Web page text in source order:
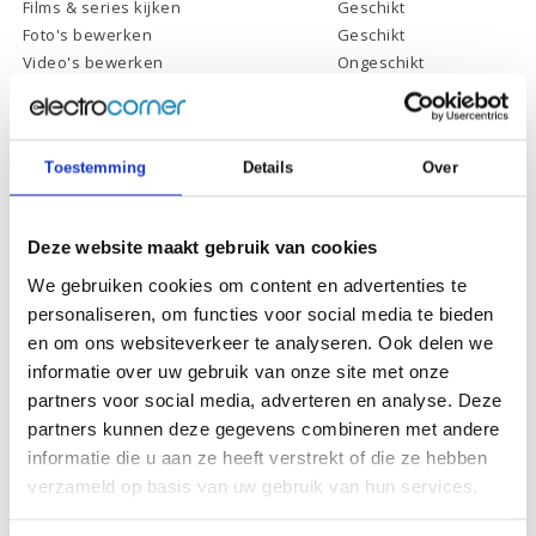
Toestemming Details Over
Deze website maakt gebruik van cookies
We gebruiken cookies om content en advertenties te
personaliseren, om functies voor social media te bieden
en om ons websiteverkeer te analyseren. Ook delen we
informatie over uw gebruik van onze site met onze
partners voor social media, adverteren en analyse. Deze
partners kunnen deze gegevens combineren met andere
informatie die u aan ze heeft verstrekt of die ze hebben
verzameld op basis van uw gebruik van hun services.
Films & series kijken
Geschikt
Foto's bewerken
Geschikt
Video's bewerken
Ongeschikt
Ongeschikt
Schermdiagonaal:
15.6 inch (39,6 cm)
Scherm resolutie:
1920 x 1080 (Full HD)
Touchscreen:
-
Scherm reflectie:
Ontspiegeld
Processor:
Intel Core i3-1115G4